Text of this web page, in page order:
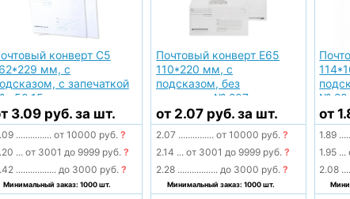
конверт С5
мм, с
с запечаткой
с50.15
3.09 руб. за шт.
............... от 10000 руб. ?
... от 3001 до 9999 руб. ?
................. до 3000 руб. ?
Минимальный заказ: 1000 шт.
Почтовый конверт Е65
110*220 мм, с
подсказом, без
запечатки № 207
от 2.07 руб. за шт.
2.07 ............... от 10000 руб.?
2.14 ... от 3001 до 9999 руб.?
2.28 ................. до 3000 руб.?
Минимальный заказ: 1000 шт.
№
от
1.89
1.95 ...
2.08